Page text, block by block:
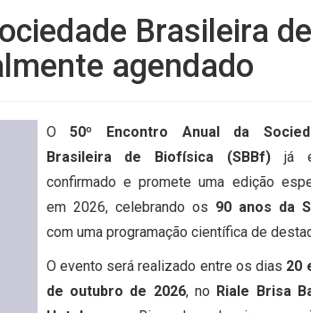
Brasileira de
agendado
O50º Encontro Anual da
Brasileira de Biofísica (SBBf) já
confirmado e promete uma edição
em 2026, celebrando os 90 anos da
com uma programação científica de
O evento será realizado entre os dias 20
de outubro de 2026, no Riale Brisa